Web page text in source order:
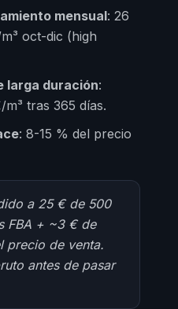
mensual: 26
oct-dic (high
larga duración:
tras 365 días.
: 8-15 % del precio
a 25 € de 500
FBA + ~3 € de
precio de venta.
antes de pasar